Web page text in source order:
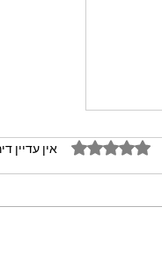
דירוג של 0 מתוך 5 כוכבים אין עדיין